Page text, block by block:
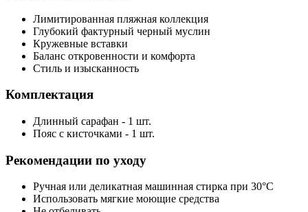
Лимитированная пляжная коллекция
Глубокий фактурный черный муслин
Кружевные вставки
Баланс откровенности и комфорта
Стиль и изысканность
Комплектация
Длинный сарафан - 1 шт.
Пояс с кисточками - 1 шт.
Рекомендации по уходу
Ручная или деликатная машинная стирка при 30°C
Использовать мягкие моющие средства